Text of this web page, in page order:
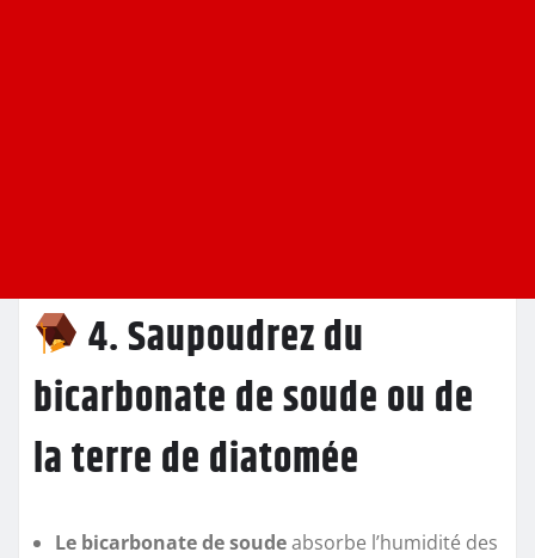
4. Saupoudrez du
bicarbonate de soude ou de
la terre de diatomée
Le bicarbonate de soudeabsorbe l’humidité des